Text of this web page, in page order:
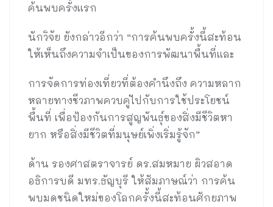
ค้นพบครั้งแรก
นักวิจัย ยังกล่าวอีกว่า “การค้นพบครั้งนี้สะท้อน
ให้เห็นถึงความจำเป็นของการพัฒนาพื้นที่และ
การจัดการท่องเที่ยวที่ต้องคำนึงถึง ความหลาก
หลายทางชีวภาพควบคู่ไปกับการใช้ประโยชน์
พื้นที่ เพื่อป้องกันการสูญพันธุ์ของสิ่งมีชีวิตหา
ยาก หรือสิ่งมีชีวิตที่มนุษย์เพิ่งเริ่มรู้จัก”
ด้าน รองศาสตราจารย์ ดร.สมหมาย ผิวสอาด
อธิการบดี มทร.ธัญบุรี ให้สัมภาษณ์ว่า การค้น
พบมดชนิดใหม่ของโลกครั้งนี้สะท้อนศักยภาพ